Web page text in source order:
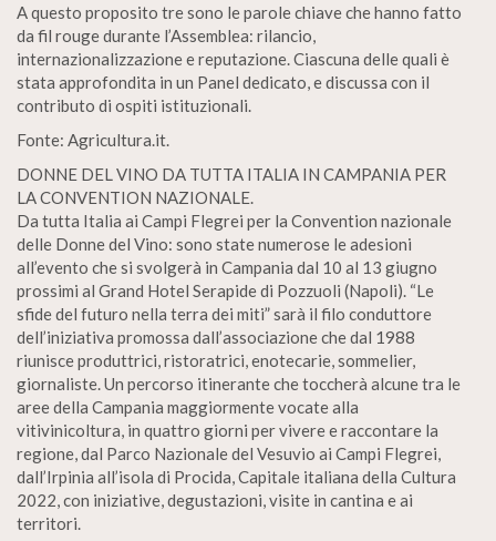
A questo proposito tre sono le parole chiave che hanno fatto
da fil rouge durante l’Assemblea: rilancio,
internazionalizzazione e reputazione. Ciascuna delle quali è
stata approfondita in un Panel dedicato, e discussa con il
contributo di ospiti istituzionali.
Fonte: Agricultura.it.
DONNE DEL VINO DA TUTTA ITALIA IN CAMPANIA PER
LA CONVENTION NAZIONALE.
Da tutta Italia ai Campi Flegrei per la Convention nazionale
delle Donne del Vino: sono state numerose le adesioni
all’evento che si svolgerà in Campania dal 10 al 13 giugno
prossimi al Grand Hotel Serapide di Pozzuoli (Napoli). “Le
sfide del futuro nella terra dei miti” sarà il filo conduttore
dell’iniziativa promossa dall’associazione che dal 1988
riunisce produttrici, ristoratrici, enotecarie, sommelier,
giornaliste. Un percorso itinerante che toccherà alcune tra le
aree della Campania maggiormente vocate alla
vitivinicoltura, in quattro giorni per vivere e raccontare la
regione, dal Parco Nazionale del Vesuvio ai Campi Flegrei,
dall’Irpinia all’isola di Procida, Capitale italiana della Cultura
2022, con iniziative, degustazioni, visite in cantina e ai
territori.